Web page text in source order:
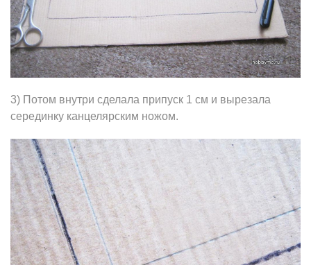
3) Потом внутри сделала припуск 1 см и вырезала
серединку канцелярским ножом.